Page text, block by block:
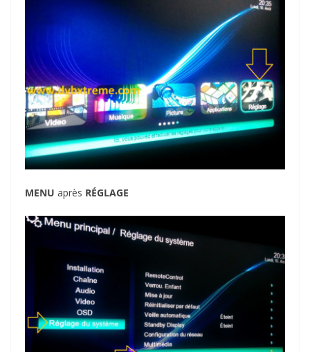
MENU après RÉGLAGE